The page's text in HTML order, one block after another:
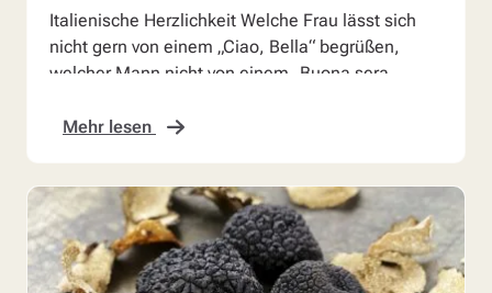
Italienische Herzlichkeit Welche Frau lässt sich
nicht gern von einem „Ciao, Bella“ begrüßen,
welcher Mann nicht von einem „Buona sera,
Mehr lesen